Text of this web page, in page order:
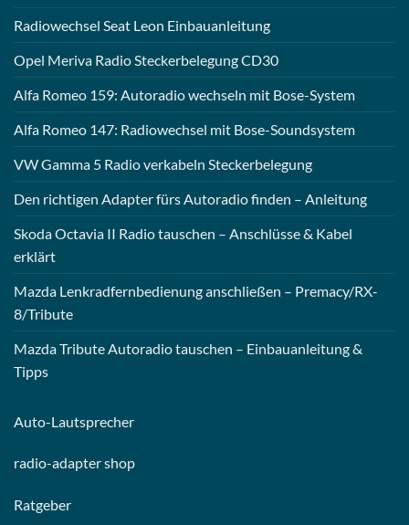
Radiowechsel Seat Leon Einbauanleitung
Opel Meriva Radio Steckerbelegung CD30
Alfa Romeo 159: Autoradio wechseln mit Bose-System
Alfa Romeo 147: Radiowechsel mit Bose-Soundsystem
VW Gamma 5 Radio verkabeln Steckerbelegung
Den richtigen Adapter fürs Autoradio finden – Anleitung
Skoda Octavia II Radio tauschen – Anschlüsse & Kabel
erklärt
Mazda Lenkradfernbedienung anschließen – Premacy/RX-
8/Tribute
Mazda Tribute Autoradio tauschen – Einbauanleitung &
Tipps
Auto-Lautsprecher
radio-adapter shop
Ratgeber